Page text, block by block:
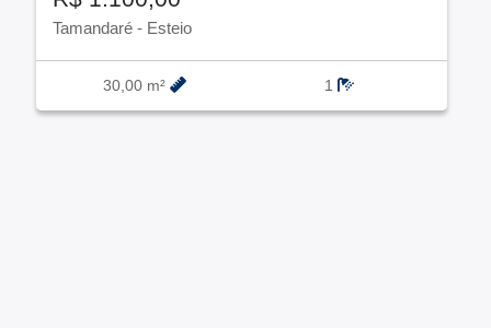
Tamandaré - Esteio
30,00 m² 1